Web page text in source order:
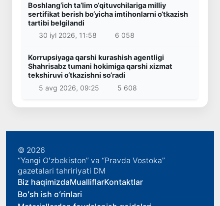
Boshlang‘ich ta’lim o‘qituvchilariga milliy
sertifikat berish bo‘yicha imtihonlarni o‘tkazish
tartibi belgilandi
30 iyl 2026, 11:58
6 058
Korrupsiyaga qarshi kurashish agentligi
Shahrisabz tumani hokimiga qarshi xizmat
tekshiruvi o‘tkazishni so‘radi
5 avg 2026, 09:25
5 608
© 2026
“Yangi Oʻzbekiston” va “Pravda Vostoka”
gazetalari tahririyati DM
Biz haqimizdaMualliflarKontaktlar
Boʻsh ish oʻrinlari